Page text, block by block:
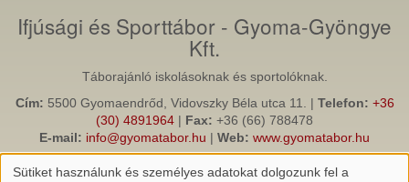
Ifjúsági és Sporttábor - Gyoma-Gyöngye
Kft.
Táborajánló iskolásoknak és sportolóknak.
Cím: 5500 Gyomaendrőd, Vidovszky Béla utca 11. | Telefon: +36
(30) 4891964
Fax: +36 (66) 788478
E-mail: info@gyomatabor.hu Web: www.gyomatabor.hu
Sütiket használunk és személyes adatokat dolgozunk fel a